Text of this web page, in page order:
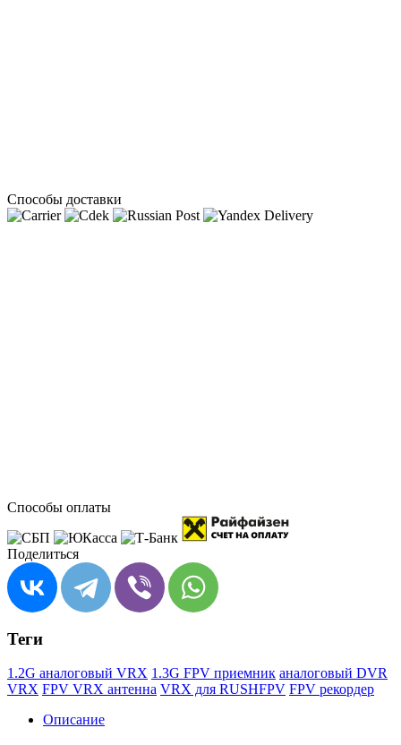
Способы доставки
Способы оплаты
Поделиться
Теги
1.2G аналоговый VRX 1.3G FPV приемник аналоговый DVR
VRX FPV VRX антенна VRX для RUSHFPV FPV рекордер
Описание